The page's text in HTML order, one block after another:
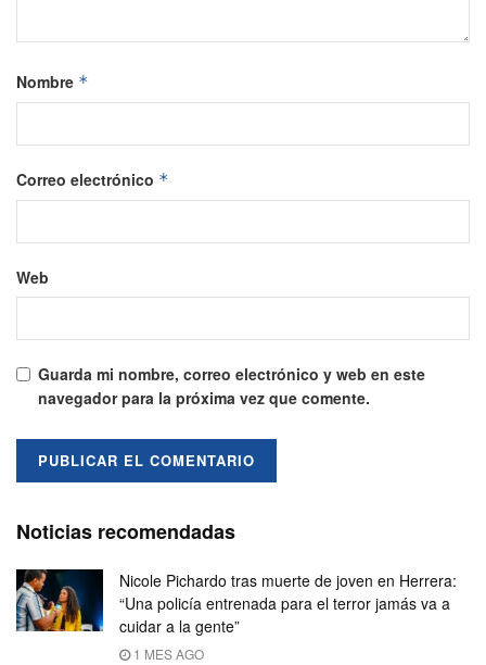
Nombre *
Correo electrónico *
Web
Guarda mi nombre, correo electrónico y web en este
navegador para la próxima vez que comente.
Noticias recomendadas
Nicole Pichardo tras muerte de joven en Herrera:
“Una policía entrenada para el terror jamás va a
cuidar a la gente”
1 MES AGO